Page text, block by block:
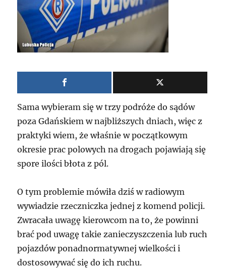
Sama wybieram się w trzy podróże do sądów
poza Gdańskiem w najbliższych dniach, więc z
praktyki wiem, że właśnie w początkowym
okresie prac polowych na drogach pojawiają się
spore ilości błota z pól.
O tym problemie mówiła dziś w radiowym
wywiadzie rzeczniczka jednej z komend policji.
Zwracała uwagę kierowcom na to, że powinni
brać pod uwagę takie zanieczyszczenia lub ruch
pojazdów ponadnormatywnej wielkości i
dostosowywać się do ich ruchu.